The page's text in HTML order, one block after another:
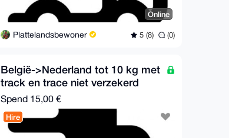
Online
Plattelandsbewoner 5 (8) (0)
België->Nederland tot 10 kg met
track en trace niet verzekerd
Spend 15,00 €
Hire